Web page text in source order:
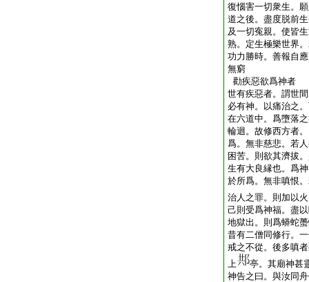
復惱害一切衆生。
道之後。盡度脱前
及一切寃親。使皆
熟。定生極樂世界
功力勝時。善報自
無窮
勸疾惡欲爲神者
世有疾惡者。謂世
必有神。以痛治之
在六道中。爲墮落
輪迴。故修西方者
爲。無非慈悲。若
困苦。則欲其濟拔
生有大良縁也。爲
於所爲。無非嗔恨
治人之罪。則加以火
己則受爲神福。盡
地獄出。則爲蟒蛇
昔有二僧同修行。
戒之不從。後多嗔
上
亭。其廟神甚
神告之曰。與汝同